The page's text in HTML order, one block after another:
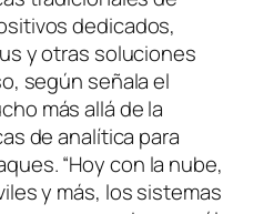
dedicados,
y otras soluciones
según señala el
más allá de la
de analítica para
“Hoy con la nube,
y más, los sistemas